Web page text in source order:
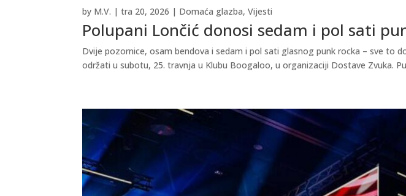
Polupani Lončić donosi sedam i pol sati
by M.V. |tra 20, 2026 | Domaća glazba,Vijesti
Dvije pozornice, osam bendova i sedam i pol sati glasnog punk rocka – sve to
održati u subotu, 25. travnja u Klubu Boogaloo, u organizaciji Dostave Zvuka.